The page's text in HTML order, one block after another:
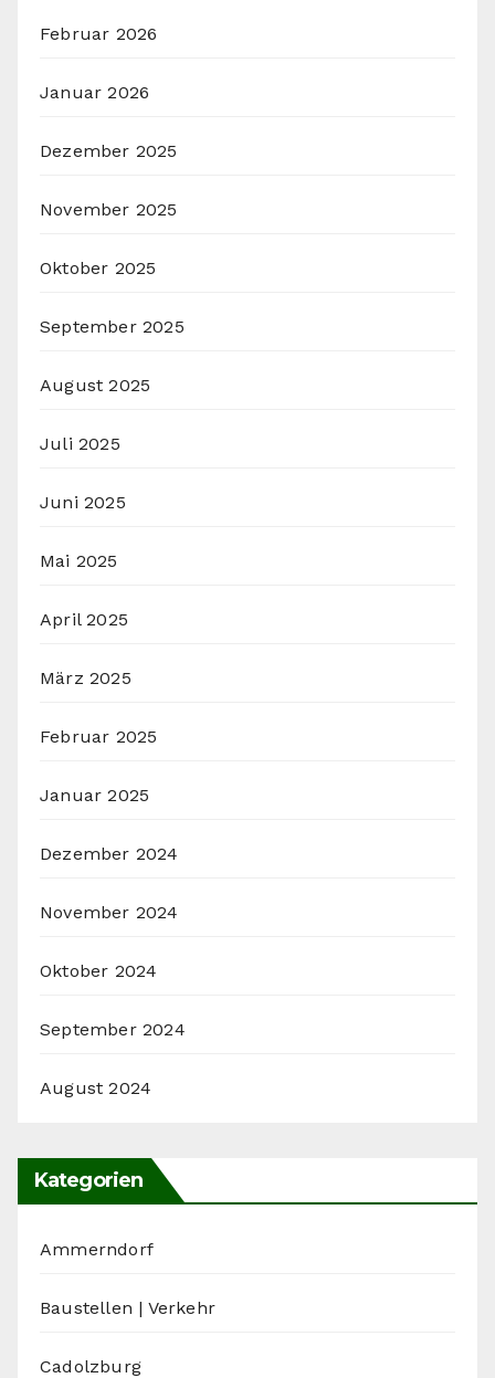
Februar 2026
Januar 2026
Dezember 2025
November 2025
Oktober 2025
September 2025
August 2025
Juli 2025
Juni 2025
Mai 2025
April 2025
März 2025
Februar 2025
Januar 2025
Dezember 2024
November 2024
Oktober 2024
September 2024
August 2024
Kategorien
Ammerndorf
Baustellen | Verkehr
Cadolzburg